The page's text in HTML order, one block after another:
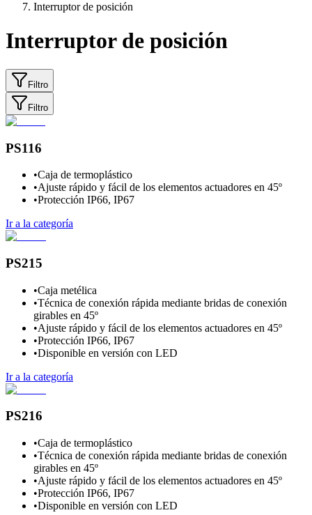
Interruptor de posición
Interruptor de posición
Filtro
Filtro
PS116
•Caja de termoplástico
•Ajuste rápido y fácil de los elementos actuadores en 45º
•Protección IP66, IP67
Ir a la categoría
PS215
•Caja metélica
•Técnica de conexión rápida mediante bridas de conexión
girables en 45º
•Ajuste rápido y fácil de los elementos actuadores en 45º
•Protección IP66, IP67
•Disponible en versión con LED
Ir a la categoría
PS216
•Caja de termoplástico
•Técnica de conexión rápida mediante bridas de conexión
girables en 45º
•Ajuste rápido y fácil de los elementos actuadores en 45º
•Protección IP66, IP67
•Disponible en versión con LED